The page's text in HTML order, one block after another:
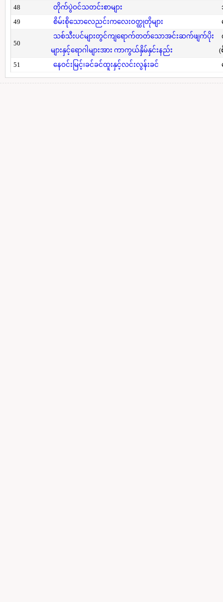
48 တိုက်ပွဲဝင်သတင်းစာများ
49
စိမ်းစိုသောလေညင်းကလေးဝတ္ထုတိုများ
50
သစ်သီးပင်များတွင်ကျရောက်တတ်သောအင်းဆက်ဖျက်ပိုး
များနှင့်ရောဂါများအား ကာကွယ်နှိမ်နှင်းနည်း
(
51
နေဝင်းမြင့်၊ခင်ခင်ထူးနှင့်လင်းလွန်းခင်